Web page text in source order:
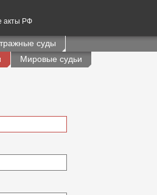
акты РФ
суды
Мировые судьи